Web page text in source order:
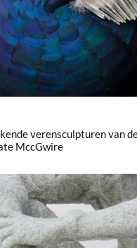
verensculpturen van
MccGwire